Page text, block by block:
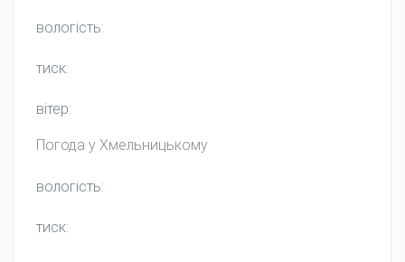
вологість:
тиск:
вітер:
Погода у Хмельницькому
вологість:
тиск: